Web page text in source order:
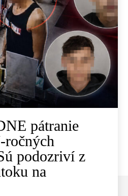
pátranie
ročných
podozriví z
na